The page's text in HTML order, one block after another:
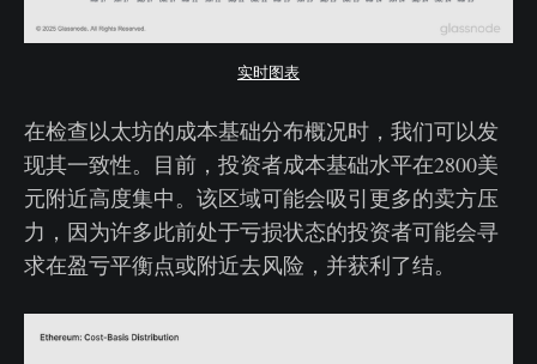
实时图表
在检查以太坊的成本基础分布概况时，我们可以发
现其一致性。目前，投资者成本基础水平在2800美
元附近高度集中。该区域可能会吸引更多的卖方压
力，因为许多此前处于亏损状态的投资者可能会寻
求在盈亏平衡点或附近去风险，并获利了结。